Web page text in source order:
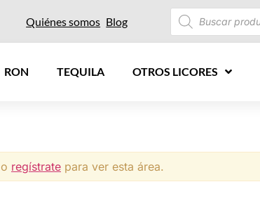
Quiénes somos Blog
RON TEQUILA OTROS LICORES
o regístrate para ver esta área.